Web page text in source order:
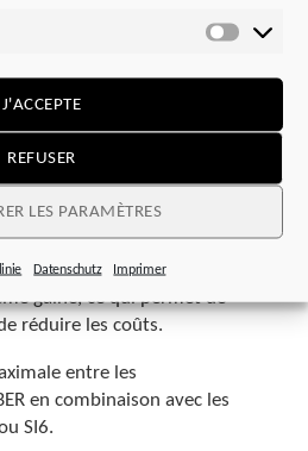
J'ACCEPTE
REFUSER
LES PARAMÈTRES
Datenschutz Imprimer
dans le
parfaitement harmonisé –
STOBER , vous disposez
design unique qui réunit
et la transmission de
gaine, ce qui permet de
réduire les coûts.
entre les
en combinaison avec les
SI6.